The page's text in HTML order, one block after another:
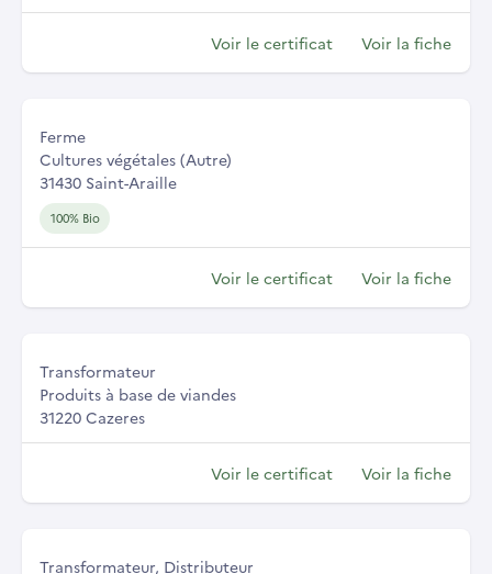
Voir le certificat Voir la fiche
Ferme
Cultures végétales (Autre)
31430 Saint-Araille
100% Bio
Voir le certificat Voir la fiche
Transformateur
Produits à base de viandes
31220 Cazeres
Voir le certificat Voir la fiche
Transformateur, Distributeur